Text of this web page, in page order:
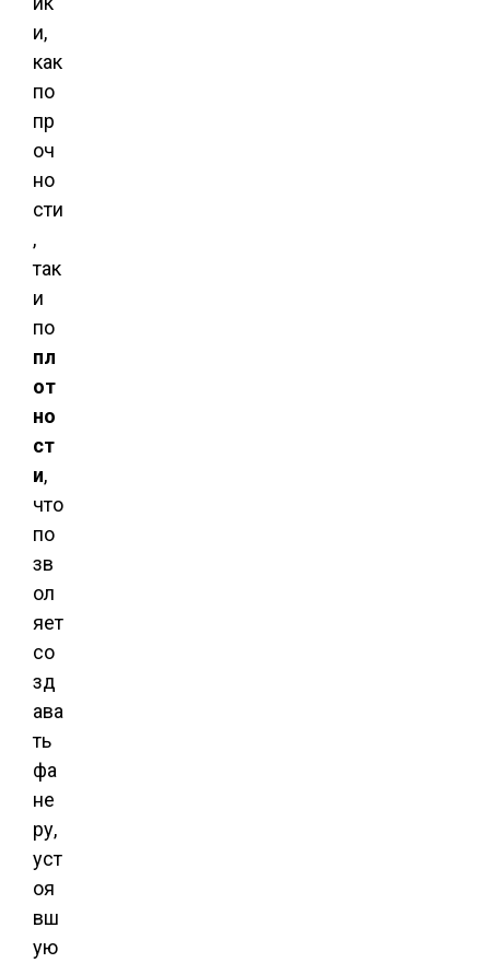
и,
как
по
пр
оч
но
сти
,
так
и
по
пл
от
но
ст
и,
что
по
зв
ол
яет
со
зд
ава
ть
фа
не
ру,
уст
оя
вш
ую